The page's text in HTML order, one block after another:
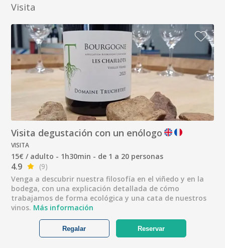
Visita
Visita degustación con un enólogo
VISITA
15€ / adulto - 1h30min - de 1 a 20 personas
4.9
(9)
Venga a descubrir nuestra filosofía en el viñedo y en la
bodega, con una explicación detallada de cómo
trabajamos de forma ecológica y una cata de nuestros
vinos. Más información
Reservar
Regalar